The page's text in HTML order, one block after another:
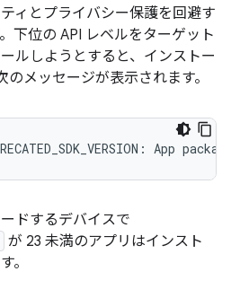
ィとプライバシー保護を回避す
下位の API レベルをターゲット
ルしようとすると、インストー
メッセージが表示されます。
ドするデバイスで
が 23 未満のアプリはインスト
。